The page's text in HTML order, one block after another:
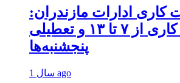
کاری ادارات مازندران:
ساعت کاری از ۷ تا ۱۳ و تعطیلی
پنجشنبه‌ها
1 سال ago